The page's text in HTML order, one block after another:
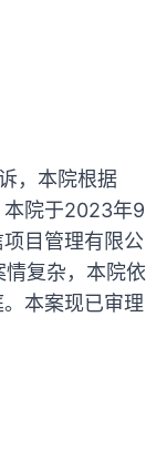
，本院根据
本院于2023年9
目管理有限公
复杂，本院依
本案现已审理